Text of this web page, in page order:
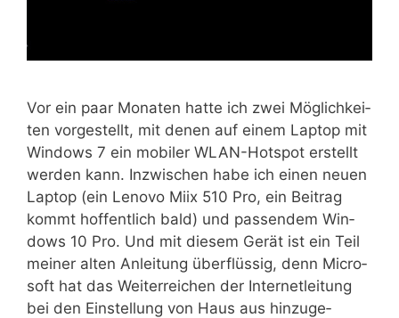
Vor ein paar Mona­ten hat­te ich zwei Mög­lich­kei­
ten vor­ge­stellt, mit denen auf einem Lap­top mit
Win­dows 7 ein mobi­ler WLAN-Hot­s­pot erstellt
wer­den kann. Inzwi­schen habe ich einen neu­en
Lap­top (ein Leno­vo Miix 510 Pro, ein Bei­trag
kommt hof­fent­lich bald) und pas­sen­dem Win­
dows 10 Pro. Und mit die­sem Gerät ist ein Teil
mei­ner alten Anlei­tung über­flüs­sig, denn Micro­
soft hat das Wei­ter­rei­chen der Inter­net­lei­tung
bei den Ein­stel­lung von Haus aus hin­zu­ge­